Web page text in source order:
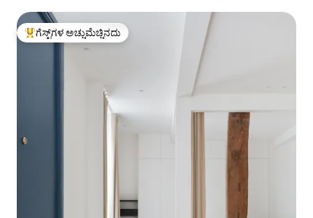
ಗೆಸ್ಟ್‌ಗಳಿಗೆ ಅತಿ ಹೆಚ್ಚು ಅಚ್ಚುಮೆಚ್ಚಿನದು
ಗೆಸ್ಟ್‌ಗಳ ಅಚ್ಚುಮೆಚ್ಚಿನದು